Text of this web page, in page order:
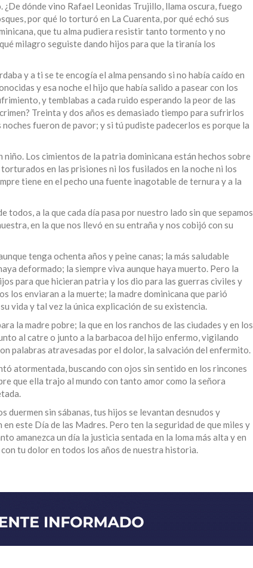
¿De dónde vino Rafael Leonidas Trujillo, llama oscura, fuego
por qué lo torturó en La Cuarenta, por qué echó sus
que tu alma pudiera resistir tanto tormento y no
milagro seguiste dando hijos para que la tiranía los
y a ti se te encogía el alma pensando si no había caído en
y esa noche el hijo que había salido a pasear con los
y temblabas a cada ruido esperando la peor de las
Treinta y dos años es demasiado tiempo para sufrirlos
fueron de pavor; y si tú pudiste padecerlos es porque la
Los cimientos de la patria dominicana están hechos sobre
en las prisiones ni los fusilados en la noche ni los
tiene en el pecho una fuente inagotable de ternura y a la
todos, a la que cada día pasa por nuestro lado sin que sepamos
en la que nos llevó en su entraña y nos cobijó con su
tenga ochenta años y peine canas; la más saludable
deformado; la siempre viva aunque haya muerto. Pero la
para que hicieran patria y los dio para las guerras civiles y
los enviaran a la muerte; la madre dominicana que parió
vida y tal vez la única explicación de su existencia.
la madre pobre; la que en los ranchos de las ciudades y en los
al catre o junto a la barbacoa del hijo enfermo, vigilando
palabras atravesadas por el dolor, la salvación del enfermito.
atormentada, buscando con ojos sin sentido en los rincones
que ella trajo al mundo con tanto amor como la señora
sin sábanas, tus hijos se levantan desnudos y
este Día de las Madres. Pero ten la seguridad de que miles y
amanezca un día la justicia sentada en la loma más alta y en
con tu dolor en todos los años de nuestra historia.